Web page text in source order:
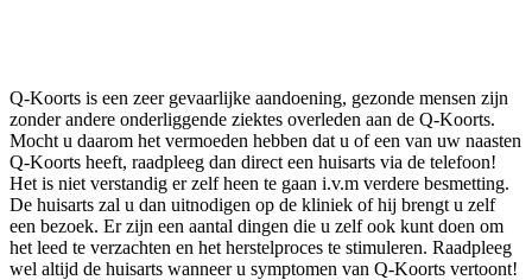
Q-Koorts is een zeer gevaarlijke aandoening, gezonde mensen zijn
zonder andere onderliggende ziektes overleden aan de Q-Koorts.
Mocht u daarom het vermoeden hebben dat u of een van uw naasten
Q-Koorts heeft, raadpleeg dan direct een huisarts via de telefoon!
Het is niet verstandig er zelf heen te gaan i.v.m verdere besmetting.
De huisarts zal u dan uitnodigen op de kliniek of hij brengt u zelf
een bezoek. Er zijn een aantal dingen die u zelf ook kunt doen om
het leed te verzachten en het herstelproces te stimuleren. Raadpleeg
wel altijd de huisarts wanneer u symptomen van Q-Koorts vertoont!